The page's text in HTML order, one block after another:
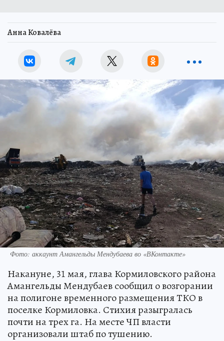
Анна Ковалёва
Фото: аккаунт Амангельды Мендубаева во «ВКонтакте»
Накануне, 31 мая, глава Кормиловского района
Амангельды Мендубаев сообщил о возгорании
на полигоне временного размещения ТКО в
поселке Кормиловка. Стихия разыгралась
почти на трех га. На месте ЧП власти
организовали штаб по тушению.